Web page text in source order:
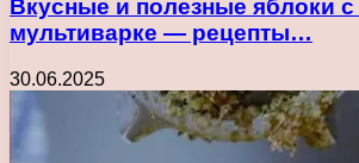
Вкусные и полезные яблоки с
мультиварке — рецепты…
30.06.2025